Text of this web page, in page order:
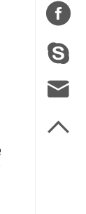



